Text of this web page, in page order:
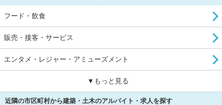
フード・飲食
販売・接客・サービス
エンタメ・レジャー・アミューズメント
▼もっと見る
近隣の市区町村から建築・土木のアルバイト・求人を探す